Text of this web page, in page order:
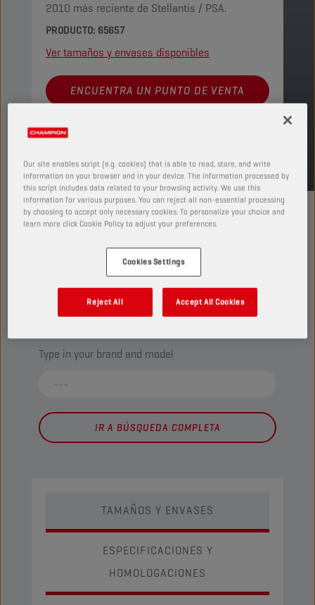
2010 más reciente de Stellantis / PSA.
PRODUCTO: 65657
Ver tamaños y envases disponibles
ENCUENTRA UN PUNTO DE VENTA
CHECK YOUR VEHICLE
COMPATIBILITY FOR MORE
INFORMATION
Type in your brand and model
IR A BÚSQUEDA COMPLETA
TAMAÑOS Y ENVASES
ESPECIFICACIONES Y
HOMOLOGACIONES
Our site enables script (e.g. cookies) that is able to read, store, and write
information on your browser and in your device. The information processed by
this script includes data related to your browsing activity. We use this
information for various purposes. You can reject all non-essential processing
by choosing to accept only necessary cookies. To personalize your choice and
learn more click Cookie Policy to adjust your preferences.
Cookies Settings
Reject All Accept All Cookies